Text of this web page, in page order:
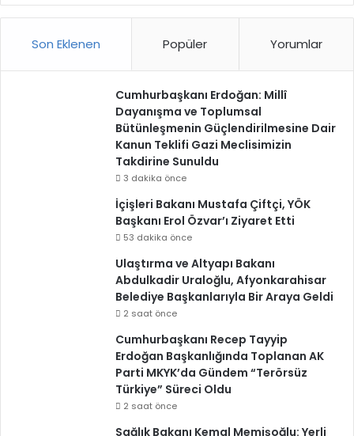
Son Eklenen Popüler Yorumlar
Cumhurbaşkanı Erdoğan: Millî
Dayanışma ve Toplumsal
Bütünleşmenin Güçlendirilmesine Dair
Kanun Teklifi Gazi Meclisimizin
Takdirine Sunuldu
3 dakika önce
İçişleri Bakanı Mustafa Çiftçi, YÖK
Başkanı Erol Özvar’ı Ziyaret Etti
53 dakika önce
Ulaştırma ve Altyapı Bakanı
Abdulkadir Uraloğlu, Afyonkarahisar
Belediye Başkanlarıyla Bir Araya Geldi
2 saat önce
Cumhurbaşkanı Recep Tayyip
Erdoğan Başkanlığında Toplanan AK
Parti MKYK’da Gündem “Terörsüz
Türkiye” Süreci Oldu
2 saat önce
Sağlık Bakanı Kemal Memişoğlu: Yerli